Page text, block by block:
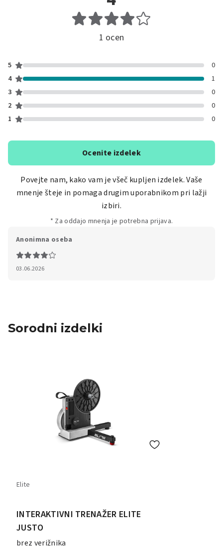
1 ocen
5
0
4
1
3
0
2
0
1
0
Ocenite izdelek
Povejte nam, kako vam je všeč kupljen izdelek. Vaše
mnenje šteje in pomaga drugim uporabnikom pri lažji
izbiri.
* Za oddajo mnenja je potrebna prijava.
Anonimna oseba
03.06.2026
Sorodni izdelki
Elite
INTERAKTIVNI TRENAŽER ELITE
JUSTO
brez verižnika